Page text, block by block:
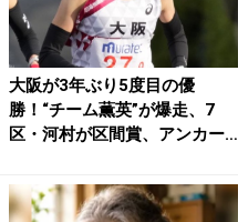
大阪が3年ぶり5度目の優
勝！“チーム薫英”が爆走、7
区・河村が区間賞、アンカー